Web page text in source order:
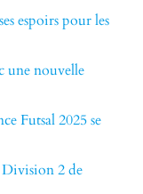
espoirs pour les
une nouvelle
Futsal 2025 se
2 de